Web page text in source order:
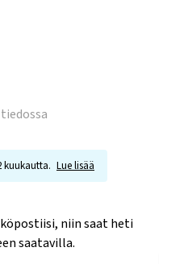
kuukautta. Lue lisää
niin saat heti
saatavilla.